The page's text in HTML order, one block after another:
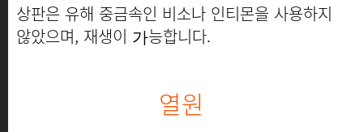
상판은 유해 중금속인 비소나 인티몬을 사용하지
않았으며, 재생이 가능합니다.
열원